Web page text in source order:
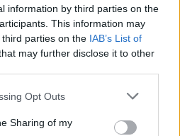
information by third parties on the
This information may
parties on the IAB’s List of
may further disclose it to other
app uses one or more Google
behaviour. You may click to
Opt Outs
Sharing of my
esztendőben a Barokk évhez
jegyében készülnek majd a
is szavazhat a közönség. Nem
sem, a benevezett